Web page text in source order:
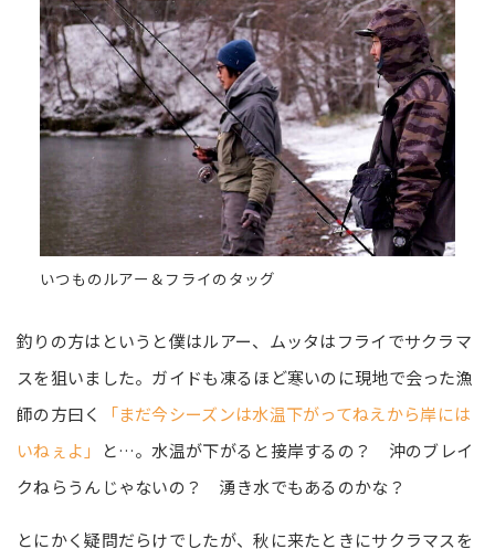
いつものルアー＆フライのタッグ
釣りの方はというと僕はルアー、ムッタはフライでサクラマ
スを狙いました。ガイドも凍るほど寒いのに現地で会った漁
師の方曰く
「まだ今シーズンは水温下がってねえから岸には
いねぇよ」
と…。水温が下がると接岸するの？ 沖のブレイ
クねらうんじゃないの？ 湧き水でもあるのかな？
とにかく疑問だらけでしたが、秋に来たときにサクラマスを